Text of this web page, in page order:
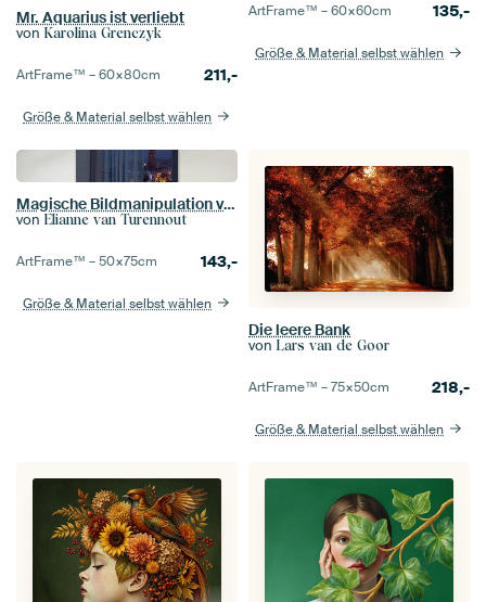
Mr. Aquarius ist verliebt
von Karolina Grenczyk
ArtFrame™ –60×80cm 211,-
Größe & Material selbst wählen
ArtFrame™ –60×60cm 135,-
Größe & Material selbst wählen
Magische Bildmanipulation von Utrecht bei Nacht: Bezaubernde Kinderzimmerdekoration
von Elianne van Turennout
ArtFrame™ –50×75cm 143,-
Größe & Material selbst wählen
Die leere Bank
von Lars van de Goor
ArtFrame™ –75×50cm 218,-
Größe & Material selbst wählen